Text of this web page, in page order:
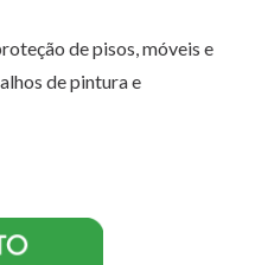
de pisos, móveis e
de pintura e